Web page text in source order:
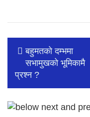
बहुमतको दम्भमा
सभामुखको भूमिकामै
प्रश्न ?